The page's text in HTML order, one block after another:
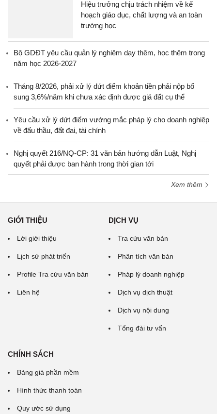
Hiệu trưởng chịu trách nhiệm về kế
hoạch giáo dục, chất lượng và an toàn
trường học
Bộ GDĐT yêu cầu quản lý nghiêm dạy thêm, học thêm trong
năm học 2026-2027
Tháng 8/2026, phải xử lý dứt điểm khoản tiền phải nộp bổ
sung 3,6%/năm khi chưa xác định được giá đất cụ thể
Yêu cầu xử lý dứt điểm vướng mắc pháp lý cho doanh nghiệp
về đấu thầu, đất đai, tài chính
Nghị quyết 216/NQ-CP: 31 văn bản hướng dẫn Luật, Nghị
quyết phải được ban hành trong thời gian tới
Xem thêm
GIỚI THIỆU
Lời giới thiệu
Lịch sử phát triển
Profile Tra cứu văn bản
Liên hệ
DỊCH VỤ
Tra cứu văn bản
Phân tích văn bản
Pháp lý doanh nghiệp
Dịch vụ dịch thuật
Dịch vụ nội dung
Tổng đài tư vấn
CHÍNH SÁCH
Bảng giá phần mềm
Hình thức thanh toán
Quy ước sử dụng